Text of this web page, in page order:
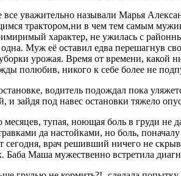
уважительно называли Марья
трактором,ни в чем тем самым
характер, не ужилась с
Муж её оставил едва перешагнув
урожая. Время от времени, какой
полюбив, никого к себе более не
водитель подождал пока
и зайдя под навес остановки тяжело
месяцев, тупая, ноющая боль в груди не
да настойками, но боль,
сегодня, врач решивший ничего не
Баба Маша мужественно встретила